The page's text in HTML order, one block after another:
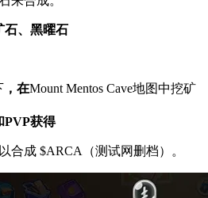
石、黑曜石
，在Mount Mentos Cave地图中挖矿
PVP获得
合成 $ARCA（测试网删档）。